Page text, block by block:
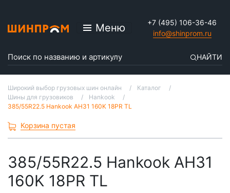
Меню
+7 (495) 106-36-46
info@shinprom.ru
НАЙТИ
Широкий выбор грузовых шин онлайн
Каталог
Шины для грузовиков
Hankook
385/55R22.5 Hankook AH31 160K 18PR TL
Корзина пустая
385/55R22.5 Hankook AH31
160K 18PR TL